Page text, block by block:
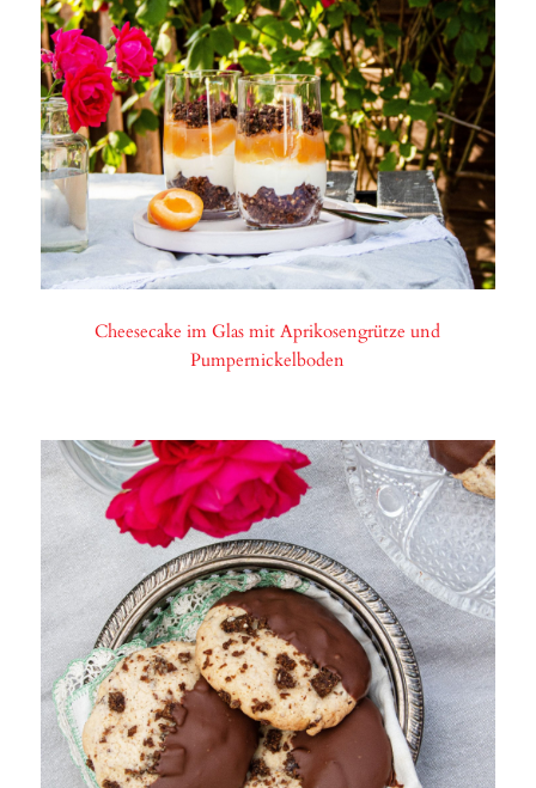
Cheesecake im Glas mit Aprikosengrütze und
Pumpernickelboden